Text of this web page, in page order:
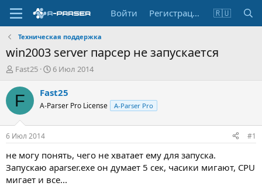
Войти Регистрация 🇷🇺
Техническая поддержка
win2003 server парсер не запускается
А
т
о
т
е
м
ы
Fast25
Д
т
н
а
л
6 Июл 2014
F Fast25
A-Parser Pro License A-Parser Pro
6 Июл 2014 #1
не могу понять, чего не хватает ему для запуска.
Запускаю aparser.exe он думает 5 сек, часики мигают, CPU
мигает и все...